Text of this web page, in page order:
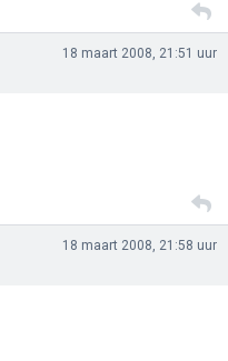
18 maart 2008, 21:51 uur
18 maart 2008, 21:58 uur